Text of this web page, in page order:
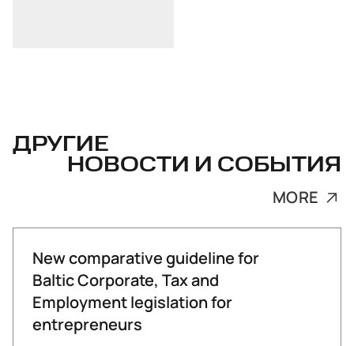
ДРУГИЕ
НОВОСТИ И СОБЫТИЯ
MORE
New comparative guideline for
Baltic Corporate, Tax and
Employment legislation for
entrepreneurs